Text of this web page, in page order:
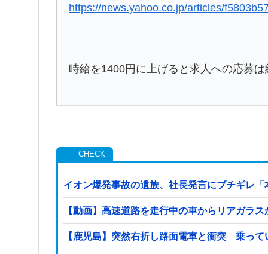
https://news.yahoo.co.jp/articles/
時給を1400円に上げると求人への応募
イオン爆発事故の遺族、社長発言にブチギレ
【動画】高速道路を走行中の車からリアガラ
【鹿児島】突然右折し路面電車と衝突 乗っ